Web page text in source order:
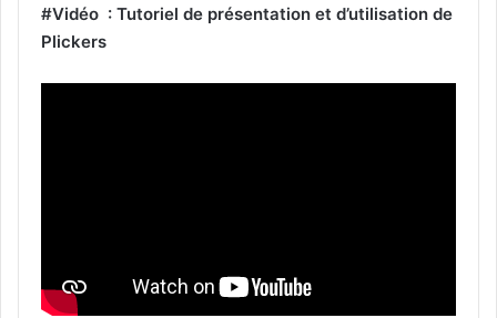
#Vidéo : Tutoriel de présentation et d’utilisation de
Plickers